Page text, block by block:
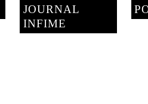
JOURNAL
INFIME